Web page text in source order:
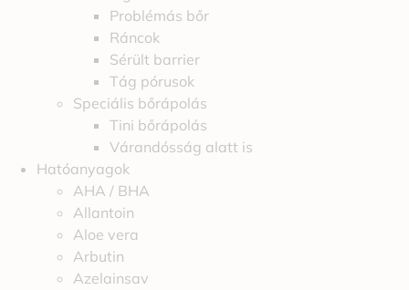
Problémás bőr
Ráncok
Sérült barrier
Tág pórusok
Speciális bőrápolás
Tini bőrápolás
Várandósság alatt is
Hatóanyagok
AHA / BHA
Allantoin
Aloe vera
Arbutin
Azelainsav